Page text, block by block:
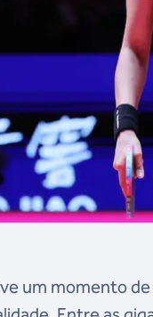
um momento